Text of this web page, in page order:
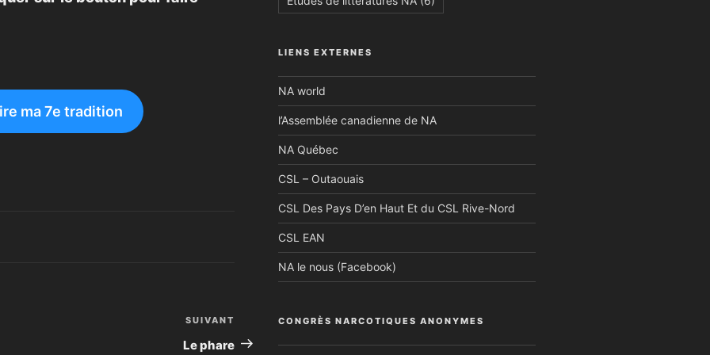
ma 7e tradition
suivant
SUIVANT
Le phare
LIENS EXTERNES
NA world
l’Assemblée canadienne de NA
NA Québec
CSL – Outaouais
CSL Des Pays D’en Haut Et du CSL Rive-Nord
CSL EAN
NA le nous (Facebook)
CONGRÈS NARCOTIQUES ANONYMES